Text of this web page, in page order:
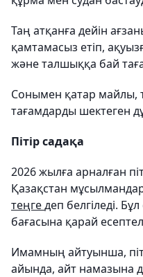
Таң атқанға дейін
қамтамасыз етіп,
және талшыққа бай
Сонымен қатар майлы,
тағамдарды шектеген
Пітір садақа
2026 жылға арналған
Қазақстан
теңгедеп белгіледі.
бағасына қарай
Имамның айтуынша,
айында, айт намазына